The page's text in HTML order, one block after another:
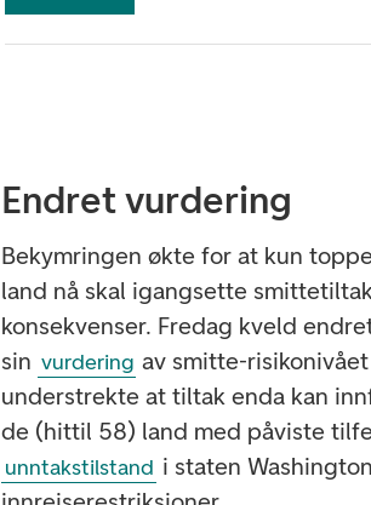
Endret vurdering
Bekymringen økte for at kun
land nå skal igangsette
konsekvenser. Fredag kveld
sin vurdering av smitte-
understrekte at tiltak enda kan
de (hittil 58) land med påviste
unntakstilstand i staten